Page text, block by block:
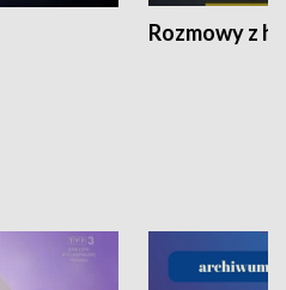
Rozmowy z